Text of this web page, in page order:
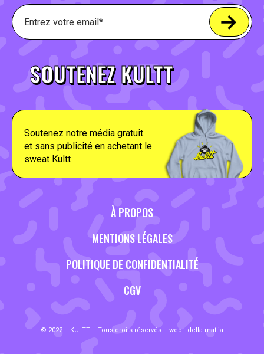
SOUTENEZ KULTT
Soutenez notre média gratuit
et sans publicité en achetant le
sweat Kultt
À PROPOS
MENTIONS LÉGALES
POLITIQUE DE CONFIDENTIALITÉ
CGV
© 2022 – KULTT – Tous droits réservés – web : della mattia